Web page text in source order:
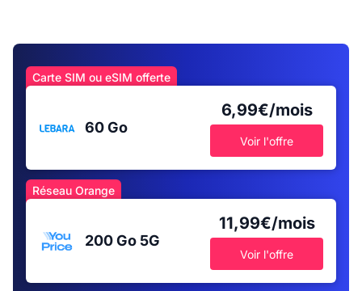
Carte SIM ou eSIM offerte
60 Go
6,99€/mois
Voir l'offre
Réseau Orange
200 Go 5G
11,99€/mois
Voir l'offre